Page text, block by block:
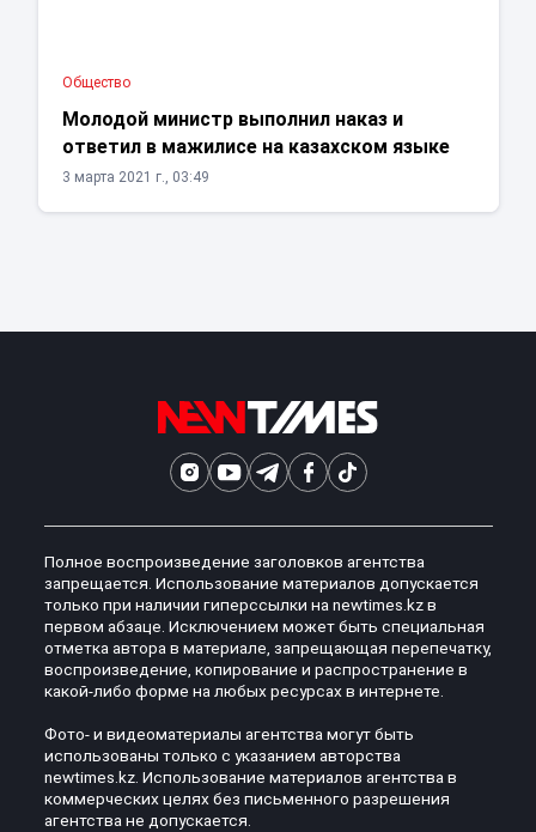
Общество
Молодой министр выполнил наказ и
ответил в мажилисе на казахском языке
3 марта 2021 г., 03:49
Полное воспроизведение заголовков агентства
запрещается. Использование материалов допускается
только при наличии гиперссылки на newtimes.kz в
первом абзаце. Исключением может быть специальная
отметка автора в материале, запрещающая перепечатку,
воспроизведение, копирование и распространение в
какой-либо форме на любых ресурсах в интернете.
Фото- и видеоматериалы агентства могут быть
использованы только с указанием авторства
newtimes.kz. Использование материалов агентства в
коммерческих целях без письменного разрешения
агентства не допускается.